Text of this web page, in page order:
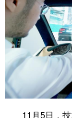
11月5日，技